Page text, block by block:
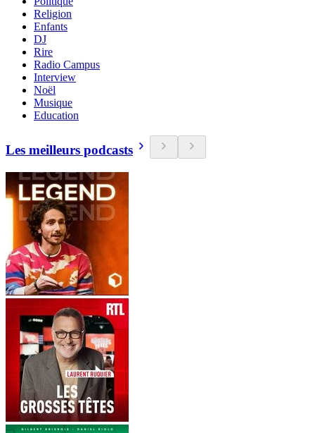
Religion
Enfants
DJ
Rire
Radio Campus
Interview
Noël
Musique
Education
Les meilleurs podcasts